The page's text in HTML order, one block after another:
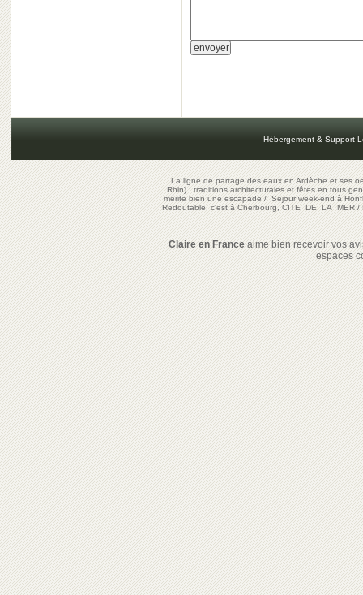
Hébergement & Support
La ligne de partage des eaux en Ardèche et ses
Rhin) : traditions architecturales et fêtes en tous
mérite bien une escapade/Séjour week-end à
Redoutable, c'est à Cherbourg, CITE DE LA MER/
Claire en Franceaime bien recevoir vos
espaces